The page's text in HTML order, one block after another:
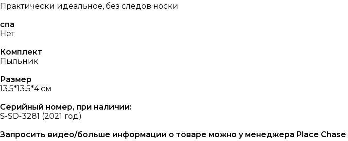
Практически идеальное, без следов носки
спа
Нет
Комплект
Пыльник
Размер
13.5*13.5*4 см
Серийный номер, при наличии:
S-SD-3281 (2021 год)
Запросить видео/больше информации о товаре можно у менеджера Place Chase